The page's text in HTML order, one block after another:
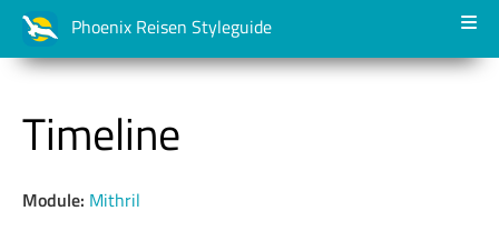
Phoenix Reisen Styleguide
Timeline
Module: Mithril